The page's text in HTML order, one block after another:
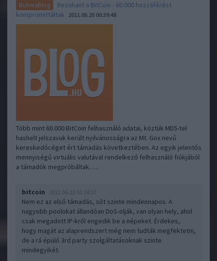
BuheraBlog
Bezuhant a BitCoin - 60.000 hozzáférést
kompromittáltak
2011.06.20 00:39:48
Több mint 60.000 BitCoin felhasználó adatai, köztük MD5-tel
hashelt jelszavuk került nyilvánosságra az Mt. Gox nevű
kereskedőcéget ért támadás következtében. Az egyik jelentős
mennyiségű virtuális valutával rendelkező felhasználó fiókjából
a támadók megpróbáltak…..
bitcoin 2011.06.22 01:38:17
Nem ez az első támadás, sőt szinte mindennapos. A
nagyobb poolokat állandóan DoS-olják, van olyan hely, ahol
csak megadott IP-kről engedik be a népeket. Érdekes,
hogy magát az alaprendszert még nem tudták megfektetni,
de a rá épülő 3rd party szolgáltatásoknak szinte
mindegyikét.